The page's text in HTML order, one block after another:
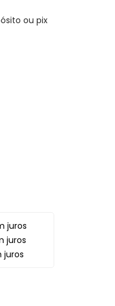
e
ou pix
juros
juros
juros